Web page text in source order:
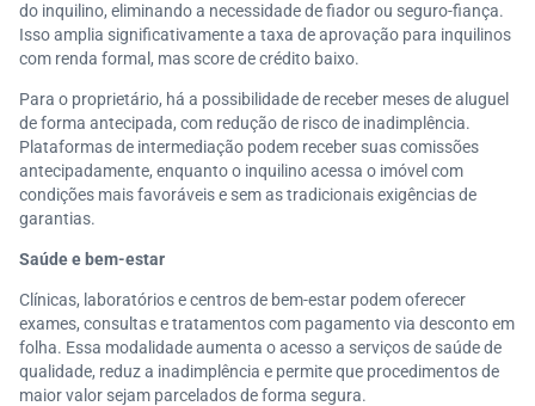
do inquilino, eliminando a necessidade de fiador ou seguro-fiança.
Isso amplia significativamente a taxa de aprovação para inquilinos
com renda formal, mas score de crédito baixo.
Para o proprietário, há a possibilidade de receber meses de aluguel
de forma antecipada, com redução de risco de inadimplência.
Plataformas de intermediação podem receber suas comissões
antecipadamente, enquanto o inquilino acessa o imóvel com
condições mais favoráveis e sem as tradicionais exigências de
garantias.
Saúde e bem-estar
Clínicas, laboratórios e centros de bem-estar podem oferecer
exames, consultas e tratamentos com pagamento via desconto em
folha. Essa modalidade aumenta o acesso a serviços de saúde de
qualidade, reduz a inadimplência e permite que procedimentos de
maior valor sejam parcelados de forma segura.